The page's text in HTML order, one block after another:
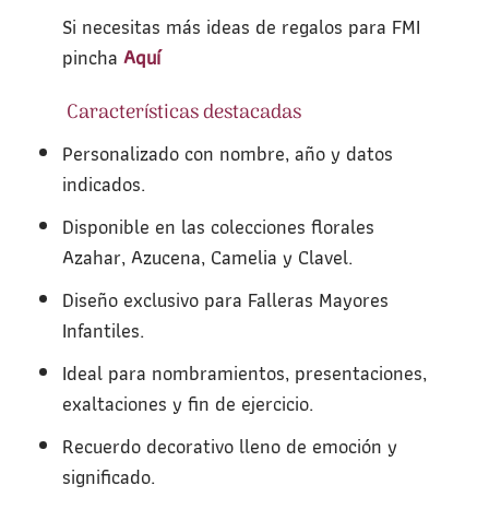
Si necesitas más ideas de regalos para FMI
pincha Aquí
Características destacadas
Personalizado con nombre, año y datos
indicados.
Disponible en las colecciones florales
Azahar, Azucena, Camelia y Clavel.
Diseño exclusivo para Falleras Mayores
Infantiles.
Ideal para nombramientos, presentaciones,
exaltaciones y fin de ejercicio.
Recuerdo decorativo lleno de emoción y
significado.